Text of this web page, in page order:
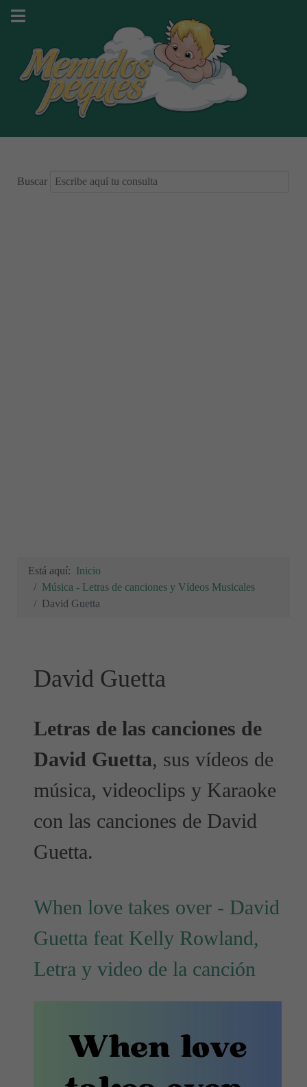
Buscar
Está aquí: Inicio
Música - Letras de canciones y Vídeos Musicales
David Guetta
David Guetta
Letras de las canciones de
David Guetta, sus vídeos de
música, videoclips y Karaoke
con las canciones de David
Guetta.
When love takes over - David
Guetta feat Kelly Rowland,
Letra y video de la canción